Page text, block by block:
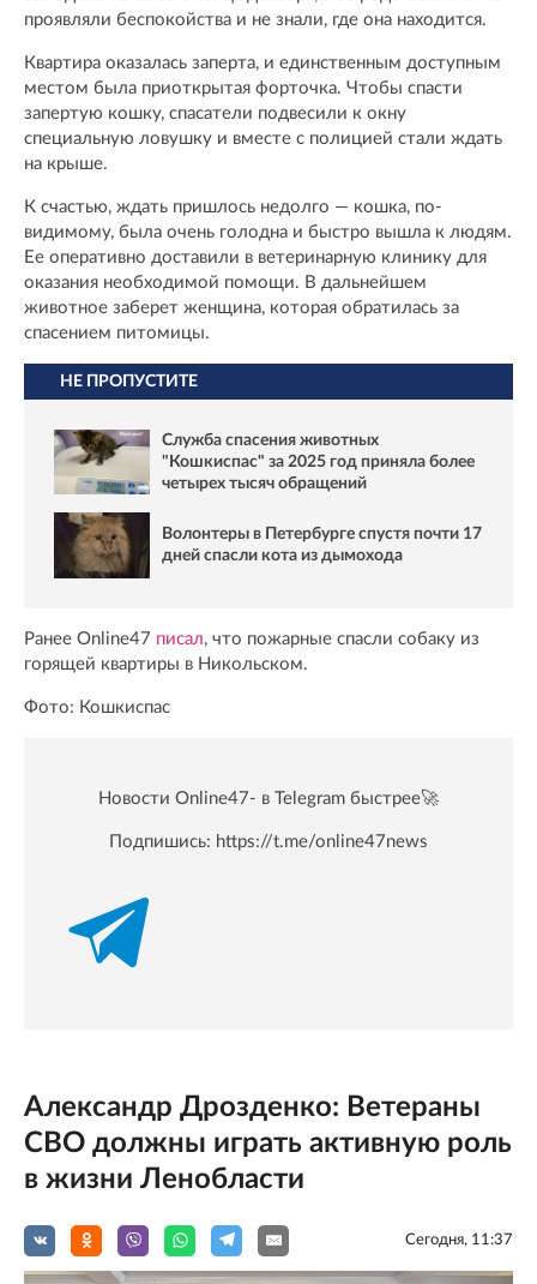
проявляли беспокойства и не знали, где она находится.
Квартира оказалась заперта, и единственным доступным
местом была приоткрытая форточка. Чтобы спасти
запертую кошку, спасатели подвесили к окну
специальную ловушку и вместе с полицией стали ждать
на крыше.
К счастью, ждать пришлось недолго — кошка, по-
видимому, была очень голодна и быстро вышла к людям.
Ее оперативно доставили в ветеринарную клинику для
оказания необходимой помощи. В дальнейшем
животное заберет женщина, которая обратилась за
спасением питомицы.
НЕ ПРОПУСТИТЕ
Служба спасения животных
"Кошкиспас" за 2025 год приняла более
четырех тысяч обращений
Волонтеры в Петербурге спустя почти 17
дней спасли кота из дымохода
Ранее Online47 писал, что пожарные спасли собаку из
горящей квартиры в Никольском.
Фото: Кошкиспас
Новости Online47- в Telegram быстрее🚀
Подпишись: https://t.me/online47news
Александр Дрозденко: Ветераны
СВО должны играть активную роль
в жизни Ленобласти
Сегодня, 11:37